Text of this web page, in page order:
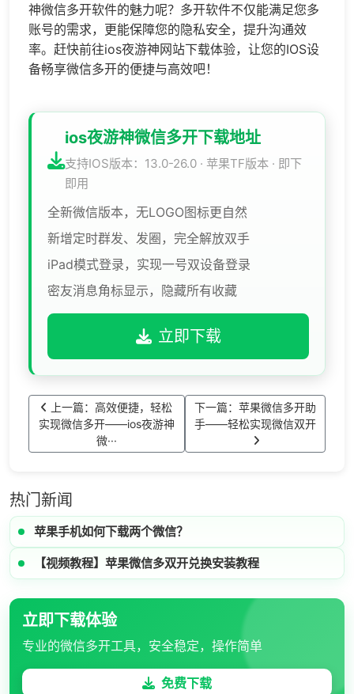
神微信多开软件的魅力呢？多开软件不仅能满足您多
账号的需求，更能保障您的隐私安全，提升沟通效
率。赶快前往ios夜游神网站下载体验，让您的IOS设
备畅享微信多开的便捷与高效吧！
ios夜游神微信多开下载地址
支持IOS版本：13.0-26.0 · 苹果TF版本 · 即下
即用
全新微信版本，无LOGO图标更自然
新增定时群发、发圈，完全解放双手
iPad模式登录，实现一号双设备登录
密友消息角标显示，隐藏所有收藏
立即下载
上一篇：高效便捷，轻松
实现微信多开——ios夜游神
微···
下一篇：苹果微信多开助
手——轻松实现微信双开
热门新闻
苹果手机如何下载两个微信？
【视频教程】苹果微信多双开兑换安装教程
立即下载体验
专业的微信多开工具，安全稳定，操作简单
免费下载